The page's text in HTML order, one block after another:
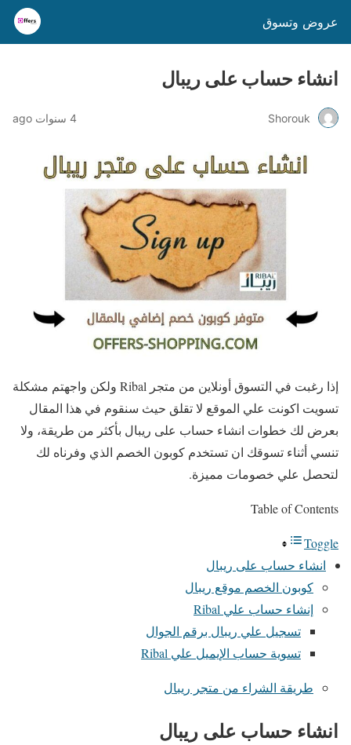
عروض وتسوق
انشاء حساب على ريبال
Shorouk 4 سنوات ago
إذا رغبت في التسوق أونلاين من متجر Ribal ولكن واجهتم مشكلة
تسويت اكونت علي الموقع لا تقلق حيث سنقوم في هذا المقال
بعرض لك خطوات انشاء حساب على ريبال بأكثر من طريقة، ولا
تنسي أثناء تسوقك ان تستخدم كوبون الخصم الذي وفرناه لك
لتحصل علي خصومات مميزة.
Table of Contents
Toggle
انشاء حساب على ريبال
كوبون الخصم موقع ريبال
إنشاء حساب علي Ribal
تسجيل علي ريبال برقم الجوال
تسوية حساب الإيميل علي Ribal
طريقة الشراء من متجر ريبال
انشاء حساب على ريبال